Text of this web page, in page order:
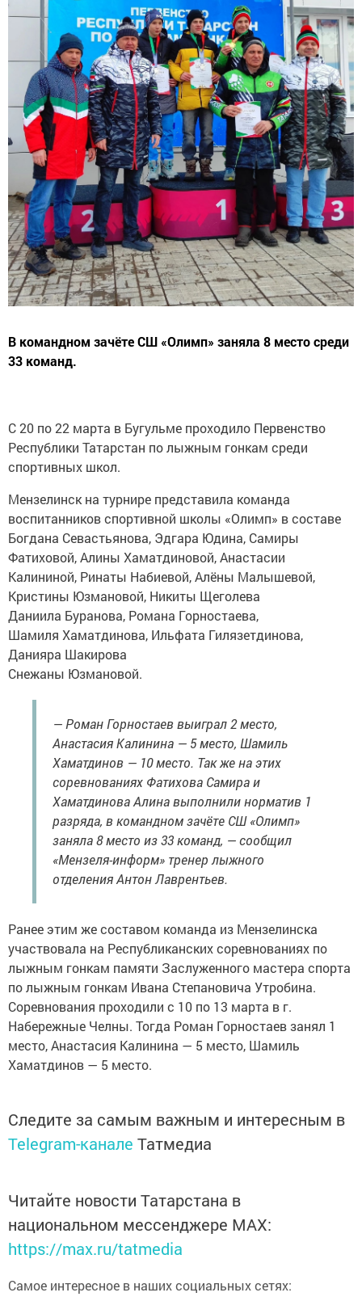
В командном зачёте СШ «Олимп» заняла 8 место среди
33 команд.
С 20 по 22 марта в Бугульме проходило Первенство
Республики Татарстан по лыжным гонкам среди
спортивных школ.
Мензелинск на турнире представила команда
воспитанников спортивной школы «Олимп» в составе
Богдана Севастьянова, Эдгара Юдина, Самиры
Фатиховой, Алины Хаматдиновой, Анастасии
Калининой, Ринаты Набиевой, Алёны Малышевой,
Кристины Юзмановой, Никиты Щеголева
Даниила Буранова, Романа Горностаева,
Шамиля Хаматдинова, Ильфата Гилязетдинова,
Данияра Шакирова
Снежаны Юзмановой.
— Роман Горностаев выиграл 2 место,
Анастасия Калинина — 5 место, Шамиль
Хаматдинов — 10 место. Так же на этих
соревнованиях Фатихова Самира и
Хаматдинова Алина выполнили норматив 1
разряда, в командном зачёте СШ «Олимп»
заняла 8 место из 33 команд, — сообщил
«Мензеля-информ» тренер лыжного
отделения Антон Лаврентьев.
Ранее этим же составом команда из Мензелинска
участвовала на Республиканских соревнованиях по
лыжным гонкам памяти Заслуженного мастера спорта
по лыжным гонкам Ивана Степановича Утробина.
Соревнования проходили с 10 по 13 марта в г.
Набережные Челны. Тогда Роман Горностаев занял 1
место, Анастасия Калинина — 5 место, Шамиль
Хаматдинов — 5 место.
Следите за самым важным и интересным в
Telegram-канале Татмедиа
Читайте новости Татарстана в
национальном мессенджере MАХ:
https://max.ru/tatmedia
Самое интересное в наших социальных сетях: